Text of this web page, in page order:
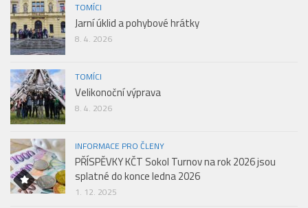
TOMÍCI
Jarní úklid a pohybové hrátky
8. 4. 2026
TOMÍCI
Velikonoční výprava
8. 4. 2026
INFORMACE PRO ČLENY
PŘÍSPĚVKY KČT Sokol Turnov na rok 2026 jsou
splatné do konce ledna 2026
1. 12. 2025